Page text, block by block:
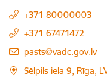
+371 80000003
+371 67471472
E-pasts:
pasts@vadc.gov.lv
Sēlpils iela 9, Rīga,